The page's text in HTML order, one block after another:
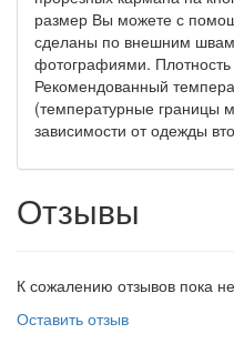
размер Вы можете с
сделаны по внешним
фотографиями. Плотность
Рекомендованный
(температурные границы
зависимости от одежды
Отзывы
К сожалению отзывов пока
Оставить отзыв